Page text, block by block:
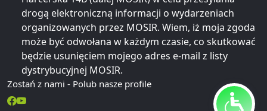
drogą elektroniczną informacji o wydarzeniach
organizowanych przez MOSIR. Wiem, iż moja zgoda
może być odwołana w każdym czasie, co skutkować
będzie usunięciem mojego adres e-mail z listy
dystrybucyjnej MOSIR.
Zostań z nami - Polub nasze profile